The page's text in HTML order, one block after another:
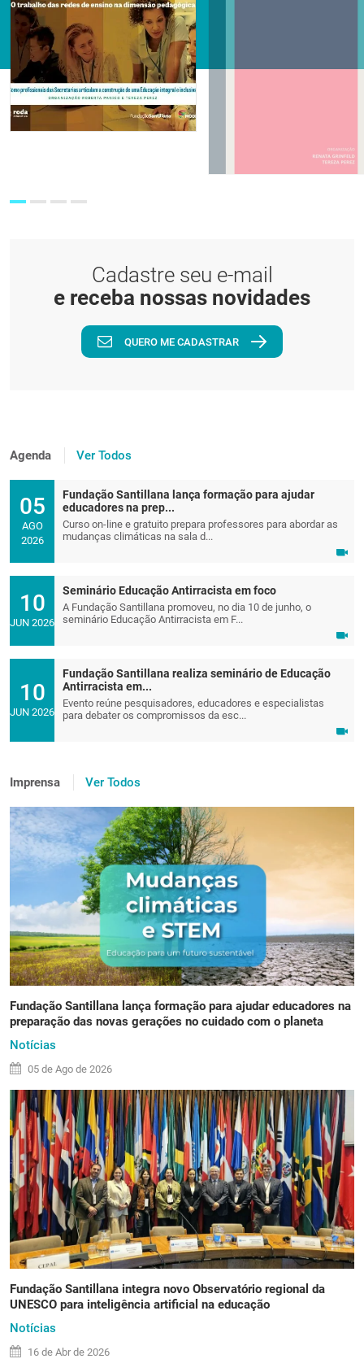
Cadastre seu e-mail
e receba nossas novidades
QUERO ME CADASTRAR
Agenda Ver Todos
05
AGO
2026
Fundação Santillana lança formação para ajudar
educadores na prep...
Curso on-line e gratuito prepara professores para abordar as
mudanças climáticas na sala d...
10
JUN 2026
Seminário Educação Antirracista em foco
A Fundação Santillana promoveu, no dia 10 de junho, o
seminário Educação Antirracista em F...
10
JUN 2026
Fundação Santillana realiza seminário de Educação
Antirracista em...
Evento reúne pesquisadores, educadores e especialistas
para debater os compromissos da esc...
Imprensa Ver Todos
Fundação Santillana lança formação para ajudar educadores na
preparação das novas gerações no cuidado com o planeta
Notícias
05 de Ago de 2026
Fundação Santillana integra novo Observatório regional da
UNESCO para inteligência artificial na educação
Notícias
16 de Abr de 2026